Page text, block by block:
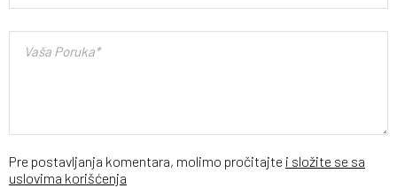
Pre postavljanja komentara, molimo pročitajte i složite se sa
uslovima korišćenja